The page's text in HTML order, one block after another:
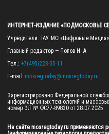
ИНТЕРНЕТ-ИЗДАНИЕ «ПОДМОСКОВЬЕ
Учредители: ГАУ МО «Цифровые Медиа»
Главный редактор — Попов И. А.
Тел.: +7(495)223-35-11
E-mail: mosregtoday@mosregtoday.ru
Зарегистрировано Федеральной
информационных технологий и
номер ЭЛ № ФС77-89830 от 28.07.2025
На сайте mosregtoday.ru применяются